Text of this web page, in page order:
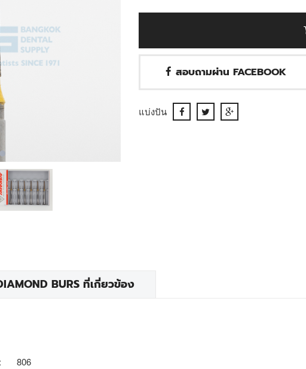
สอบถามผ่าน FACEBOOK
แบ่งปัน
BURS ที่เกี่ยวข้อง
806